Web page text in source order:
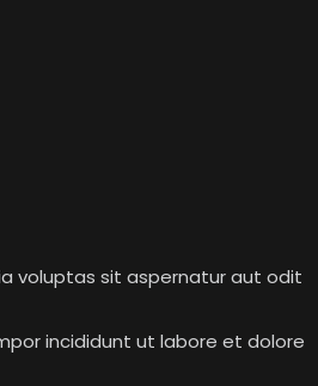
voluptas sit aspernatur aut odit
incididunt ut labore et dolore